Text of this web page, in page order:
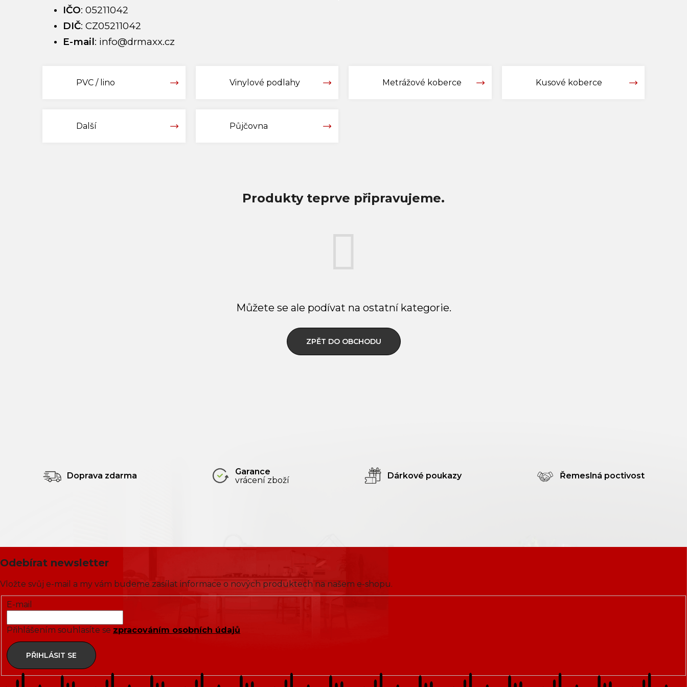
IČO: 05211042
DIČ: CZ05211042
E-mail: info@drmaxx.cz
PVC / lino Vinylové podlahy Metrážové koberce Kusové koberce
Další Půjčovna
Produkty teprve připravujeme.
Můžete se ale podívat na ostatní kategorie.
ZPĚT DO OBCHODU
Doprava zdarma
Garance
vrácení zboží
Dárkové poukazy Řemeslná poctivost
Odebírat newsletter
Vložte svůj e-mail a my vám budeme zasílat informace o nových produktech na našem e-shopu.
E-mail
Přihlášením souhlasíte se zpracováním osobních údajů
PŘIHLÁSIT SE